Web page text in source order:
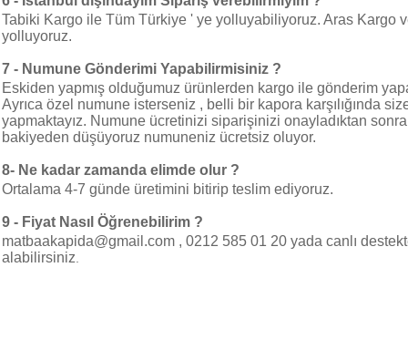
Tabiki Kargo ile Tüm Türkiye ' ye yolluyabiliyoruz. Aras Kargo
yolluyoruz.
7 - Numune Gönderimi Yapabilirmisiniz ?
Eskiden yapmış olduğumuz ürünlerden kargo ile gönderim
Ayrıca özel numune isterseniz , belli bir kapora karşılığında
yapmaktayız. Numune ücretinizi siparişinizi onayladıktan
bakiyeden düşüyoruz numuneniz ücretsiz oluyor.
8- Ne kadar zamanda elimde olur ?
Ortalama 4-7 günde üretimini bitirip teslim ediyoruz.
9 - Fiyat Nasıl Öğrenebilirim ?
matbaakapida@gmail.com , 0212 585 01 20 yada canlı
alabilirsiniz